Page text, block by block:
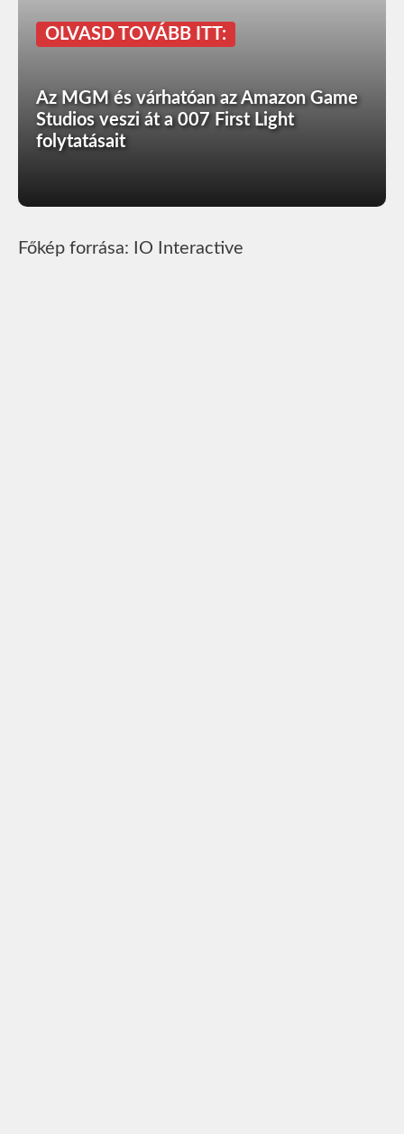
OLVASD TOVÁBB ITT:
Az MGM és várhatóan az Amazon Game
Studios veszi át a 007 First Light
folytatásait
Főkép forrása: IO Interactive